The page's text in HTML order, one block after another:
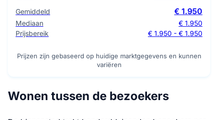
Gemiddeld € 1.950
Mediaan
€ 1.950
Prijsbereik
€ 1.950 - € 1.950
Prijzen zijn gebaseerd op huidige marktgegevens en kunnen
variëren
Wonen tussen de bezoekers